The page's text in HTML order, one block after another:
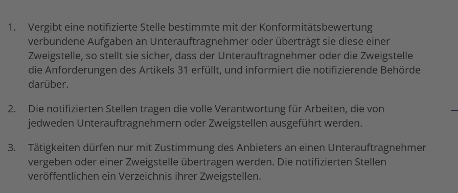
Vergibt eine notifizierte Stelle bestimmte mit der Konformitätsbewertung
verbundene Aufgaben an Unterauftragnehmer oder überträgt sie diese einer
Zweigstelle, so stellt sie sicher, dass der Unterauftragnehmer oder die Zweigstelle
die Anforderungen des Artikels 31 erfüllt, und informiert die notifizierende Behörde
darüber.
Die notifizierten Stellen tragen die volle Verantwortung für Arbeiten, die von
jedweden Unterauftragnehmern oder Zweigstellen ausgeführt werden.
Tätigkeiten dürfen nur mit Zustimmung des Anbieters an einen Unterauftragnehmer
vergeben oder einer Zweigstelle übertragen werden. Die notifizierten Stellen
veröffentlichen ein Verzeichnis ihrer Zweigstellen.